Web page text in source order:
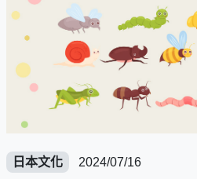
日本文化 2024/07/16